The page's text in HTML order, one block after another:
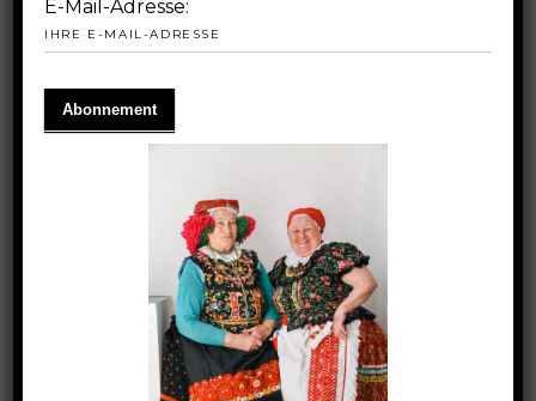
E-Mail-Adresse: